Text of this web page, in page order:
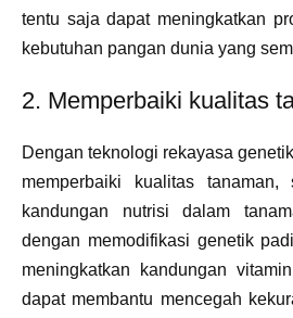
tentu saja dapat meningkatkan
kebutuhan pangan dunia yang
2. Memperbaiki kualitas
Dengan teknologi rekayasa
memperbaiki kualitas tanaman,
kandungan nutrisi dalam
dengan memodifikasi genetik
meningkatkan kandungan
dapat membantu mencegah